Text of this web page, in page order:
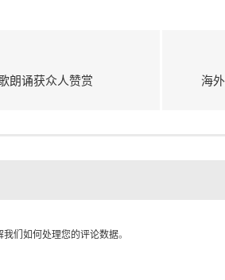
朗诵获众人赞赏 海
我们如何处理您的评论数据。